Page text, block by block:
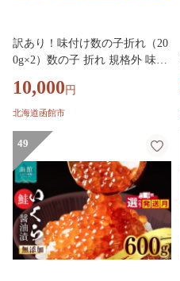
訳あり！味付け数の子折れ（20
0g×2）数の子 折れ 規格外 味は
ッピング 数の子 魚卵 ごはんの
お供 和え物 アレンジ 正月 魚介
お取り寄せグルメ 北海道 函館
市 送料無料_HD109-021
10,000 円
北海道函館市
49